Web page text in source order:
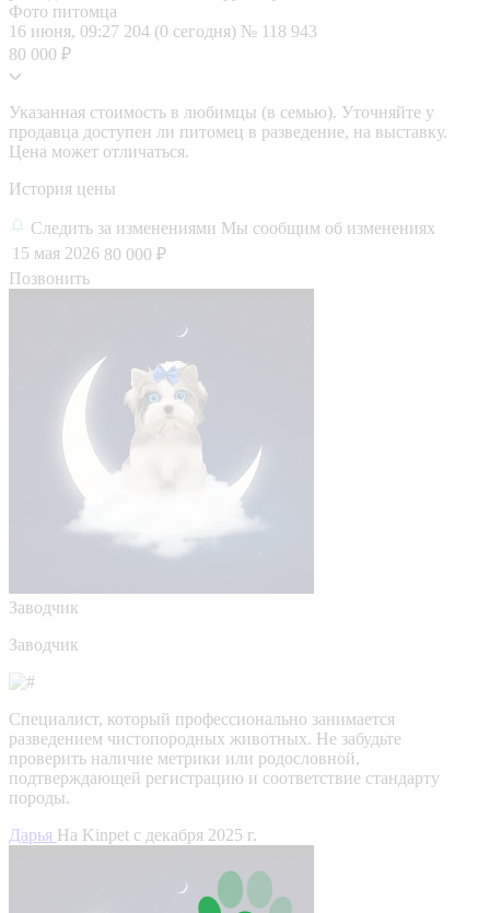
Фото питомца
16 июня, 09:27 204 (0 сегодня) № 118 943
80 000 ₽
Указанная стоимость в любимцы (в семью). Уточняйте у
продавца доступен ли питомец в разведение, на выставку.
Цена может отличаться.
История цены
Следить за изменениями Мы сообщим об изменениях
15 мая 2026 80 000 ₽
Позвонить
Заводчик
Заводчик
Специалист, который профессионально занимается
разведением чистопородных животных. Не забудьте
проверить наличие метрики или родословной,
подтверждающей регистрацию и соответствие стандарту
породы.
Дарья На Kinpet c декабря 2025 г.